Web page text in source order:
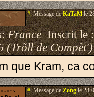
#.Message deKaTaMle
FranceInscrit le
(Trõll de Compèt')
que Kram, ca
#.Message deZongle 28-